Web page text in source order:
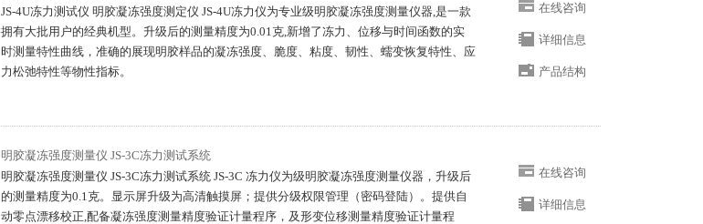
JS-4U冻力测试仪 明胶凝冻强度测定仪 JS-4U冻力仪为专业级明胶凝冻强度测量仪器,是一款
拥有大批用户的经典机型。升级后的测量精度为0.01克,新增了冻力、位移与时间函数的实
时测量特性曲线，准确的展现明胶样品的凝冻强度、脆度、粘度、韧性、蠕变恢复特性、应
力松弛特性等物性指标。
在线咨询
详细信息
产品结构
明胶凝冻强度测量仪 JS-3C冻力测试系统
明胶凝冻强度测量仪 JS-3C冻力测试系统 JS-3C 冻力仪为级明胶凝冻强度测量仪器，升级后
的测量精度为0.1克。显示屏升级为高清触摸屏；提供分级权限管理（密码登陆）。提供自
动零点漂移校正,配备凝冻强度测量精度验证计量程序，及形变位移测量精度验证计量程
在线咨询
详细信息